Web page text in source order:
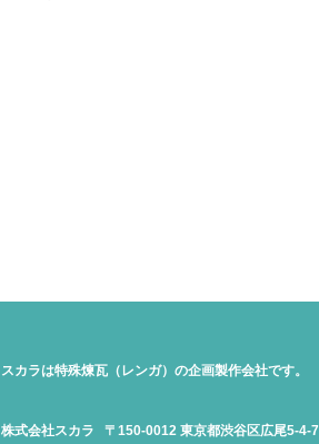
スカラは特殊煉瓦（レンガ）の企画製作会社です。
株式会社スカラ 〒150-0012 東京都渋谷区広尾5-4-7